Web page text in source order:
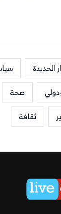
الحديدة
صحة
ثقافة